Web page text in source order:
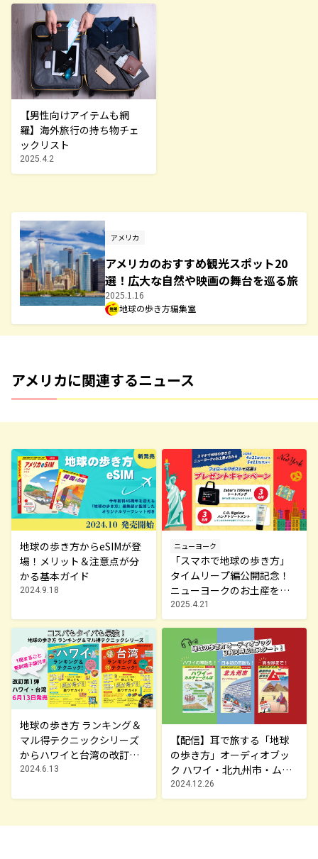
【男性向けアイテムも網
羅】海外旅行の持ち物チェ
ックリスト
2025.4.2
アメリカ
アメリカのおすすめ観光スポット20
選！広大な自然や映画の舞台を巡る旅
2025.1.16
地球の歩き方編集室
アメリカに関連するニュース
地球の歩き方からeSIMが登
場！メリット＆注意点が分
かる基本ガイド
2024.9.18
ニューヨーク
「スマホで地球の歩き方」
タイムリープ編公開記念！
ニューヨークのお土産を抽
選で6名様にプレゼント ※
終了しました
2025.4.21
地球の歩き方 ランキング＆
マル得テクニックシリーズ
からハワイと台湾の改訂版
が登場！最強ランキングと
縮。
2024.6.13
【配信】耳で旅する「地球
の歩き方」オーディオブッ
ク ハワイ・北九州市・ムー
の3冊同時配信開始
2024.12.26